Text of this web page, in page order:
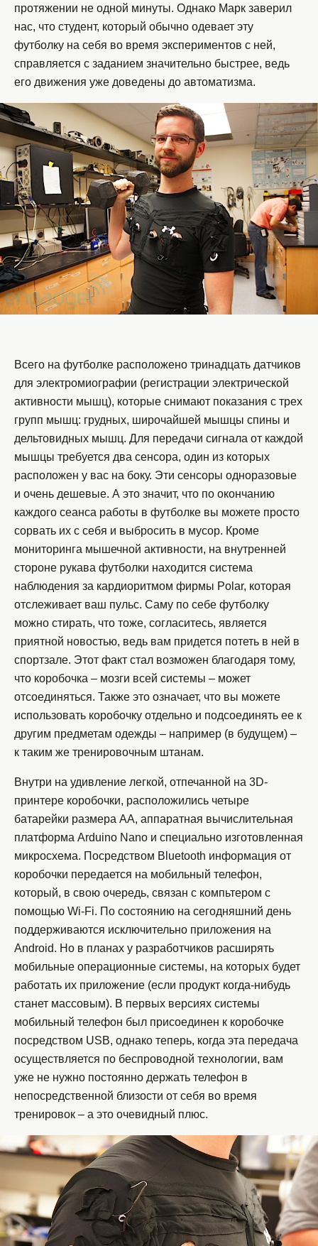
протяжении не одной минуты. Однако Марк заверил
нас, что студент, который обычно одевает эту
футболку на себя во время экспериментов с ней,
справляется с заданием значительно быстрее, ведь
его движения уже доведены до автоматизма.
Всего на футболке расположено тринадцать датчиков
для электромиографии (регистрации электрической
активности мышц), которые снимают показания с трех
групп мышц: грудных, широчайшей мышцы спины и
дельтовидных мышц. Для передачи сигнала от каждой
мышцы требуется два сенсора, один из которых
расположен у вас на боку. Эти сенсоры одноразовые
и очень дешевые. А это значит, что по окончанию
каждого сеанса работы в футболке вы можете просто
сорвать их с себя и выбросить в мусор. Кроме
мониторинга мышечной активности, на внутренней
стороне рукава футболки находится система
наблюдения за кардиоритмом фирмы Polar, которая
отслеживает ваш пульс. Саму по себе футболку
можно стирать, что тоже, согласитесь, является
приятной новостью, ведь вам придется потеть в ней в
спортзале. Этот факт стал возможен благодаря тому,
что коробочка – мозги всей системы – может
отсоединяться. Также это означает, что вы можете
использовать коробочку отдельно и подсоединять ее к
другим предметам одежды – например (в будущем) –
к таким же тренировочным штанам.
Внутри на удивление легкой, отпечанной на 3D-
принтере коробочки, расположились четыре
батарейки размера АА, аппаратная вычислительная
платформа Arduino Nano и специально изготовленная
микросхема. Посредством Bluetooth информация от
коробочки передается на мобильный телефон,
который, в свою очередь, связан с компьтером с
помощью Wi-Fi. По состоянию на сегодняшний день
поддерживаются исключительно приложения на
Android. Но в планах у разработчиков расширять
мобильные операционные системы, на которых будет
работать их приложение (если продукт когда-нибудь
станет массовым). В первых версиях системы
мобильный телефон был присоединен к коробочке
посредством USB, однако теперь, когда эта передача
осуществляется по беспроводной технологии, вам
уже не нужно постоянно держать телефон в
непосредственной близости от себя во время
тренировок – а это очевидный плюс.